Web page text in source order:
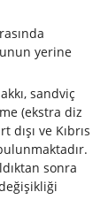
yerine
sandviç
(ekstra diz
ve Kıbrıs
sonra